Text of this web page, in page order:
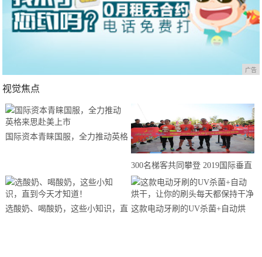
广告
视觉焦点
国际资本青睐国服，全力推动英格
300名梯客共同攀登 2019国际垂直
马拉松超级精英赛顺德海骏达中心
站欢乐开跑
选酸奶、喝酸奶，这些小知识，直 这款电动牙刷的UV杀菌+自动烘